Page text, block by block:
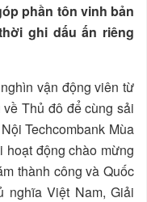
phần tôn vinh bản
ghi dấu ấn riêng
vận động viên từ
Thủ đô để cùng sải
Techcombank Mùa
động chào mừng
thành công và Quốc
nghĩa Việt Nam, Giải